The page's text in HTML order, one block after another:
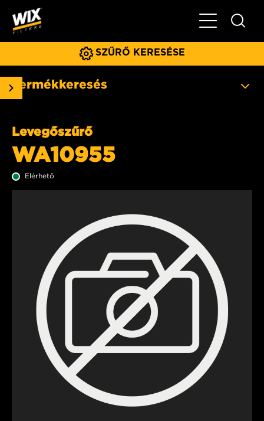
Főmenü
SZŰRŐ KERESÉSE
Termékkeresés
Levegőszűrő
WA10955
Elérhető